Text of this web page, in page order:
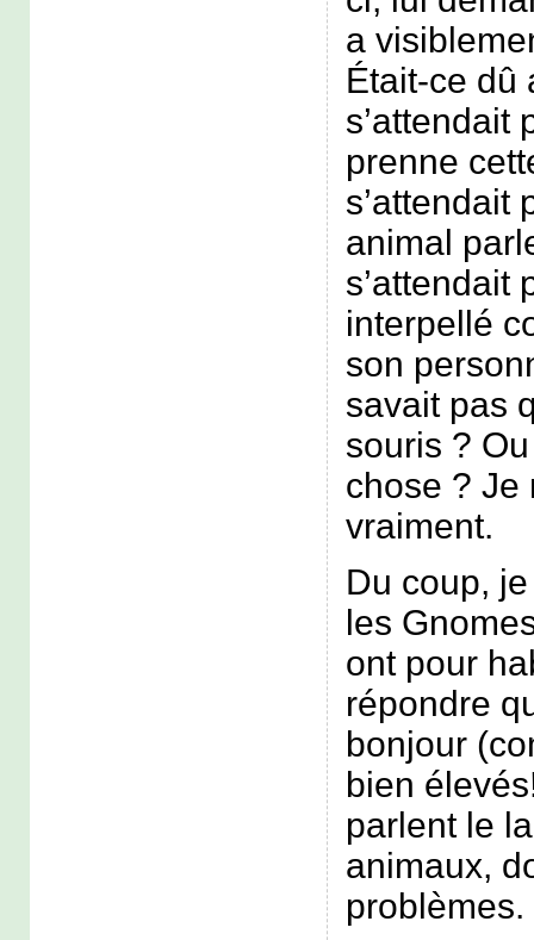
a
Était-ce dû
s’attendait
prenne
s’attendait
animal
s’attendait
interpellé
son
savait pas
souris ?
chose ? Je
vraiment.
Du coup,
les
ont pour
répondre
bonjour
bien
parlent le
animaux,
problèmes.